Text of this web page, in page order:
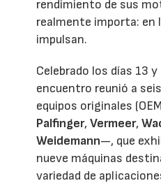
rendimiento de sus
realmente importa: en
impulsan.
Celebrado los días 13
encuentro reunió a
equipos originales
Palfinger,Vermeer,
Weidemann—, que
nueve máquinas
variedad de